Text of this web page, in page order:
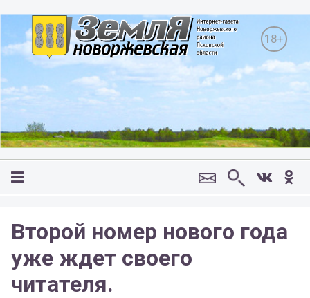
18+
Второй номер нового года
уже ждет своего
читателя.